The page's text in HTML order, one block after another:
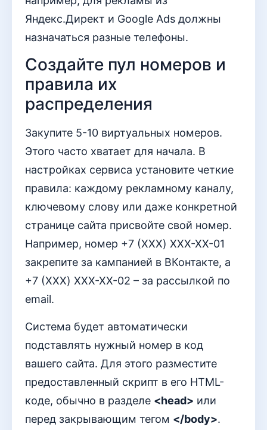
Яндекс.Директ и Google Ads должны
назначаться разные телефоны.
Создайте пул номеров и
правила их
распределения
Закупите 5-10 виртуальных номеров.
Этого часто хватает для начала. В
настройках сервиса установите четкие
правила: каждому рекламному каналу,
ключевому слову или даже конкретной
странице сайта присвойте свой номер.
Например, номер +7 (XXX) XXX-XX-01
закрепите за кампанией в ВКонтакте, а
+7 (XXX) XXX-XX-02 – за рассылкой по
email.
Система будет автоматически
подставлять нужный номер в код
вашего сайта. Для этого разместите
предоставленный скрипт в его HTML-
коде, обычно в разделе <head> или
перед закрывающим тегом </body>.